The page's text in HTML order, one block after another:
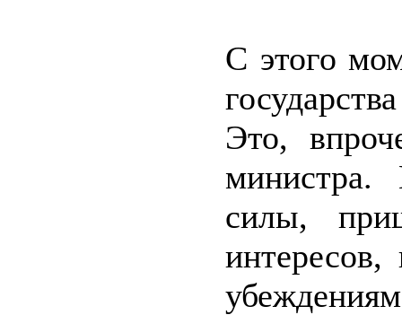
С этого
Это,
министра.
силы,